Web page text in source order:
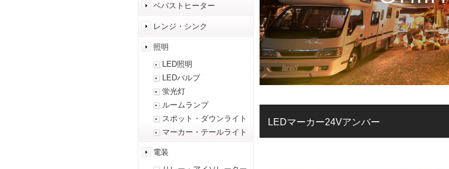
LEDマーカー24Vアンバー
ベバストヒーター
レンジ・シンク
照明
LED照明
LEDバルブ
蛍光灯
ルームランプ
スポット・ダウンライト
マーカー・テールライト
電装